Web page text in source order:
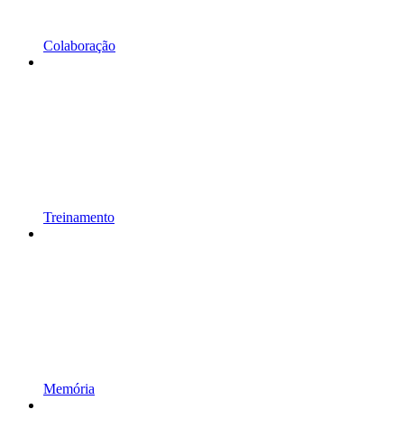
Colaboração
Treinamento
Memória